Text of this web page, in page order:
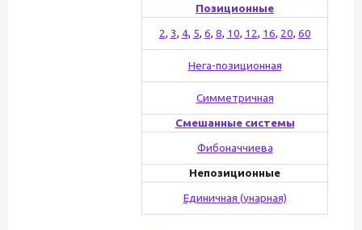
Позиционные
2, 3, 4, 5, 6, 8, 10, 12, 16, 20, 60
Нега-позиционная
Симметричная
Смешанные системы
Фибоначчиева
Непозиционные
Единичная (унарная)